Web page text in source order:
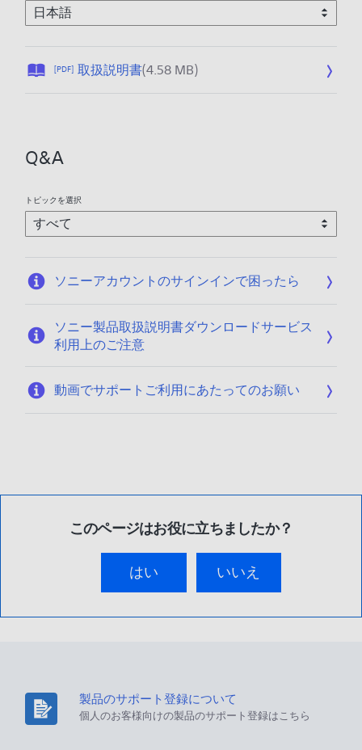
[PDF] 取扱説明書(4.58 MB)公
/
1
9
Q&A
トピックを選択
ソニーアカウントのサインインで困ったら
ソニー製品取扱説明書ダウンロードサービス
利用上のご注意
動画でサポートご利用にあたってのお願い
このページはお役に立ちましたか？
はい いいえ
製品のサポート登録について
個人のお客様向けの製品のサポート登録はこちら